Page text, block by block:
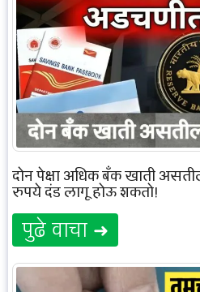
दोन पेक्षा अधिक बँक खाती
रुपये दंड लागू होऊ शकतो!
पुढे वाचा ➜